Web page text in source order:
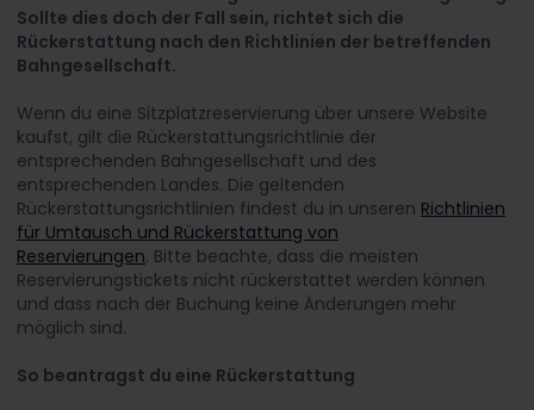
Sollte dies doch der Fall sein, richtet sich die
Rückerstattung nach den Richtlinien der betreffenden
Bahngesellschaft.
Wenn du eine Sitzplatzreservierung über unsere Website
kaufst, gilt die Rückerstattungsrichtlinie der
entsprechenden Bahngesellschaft und des
entsprechenden Landes. Die geltenden
Rückerstattungsrichtlinien findest du in unseren Richtlinien
für Umtausch und Rückerstattung von
Reservierungen. Bitte beachte, dass die meisten
Reservierungstickets nicht rückerstattet werden können
und dass nach der Buchung keine Änderungen mehr
möglich sind.
So beantragst du eine Rückerstattung